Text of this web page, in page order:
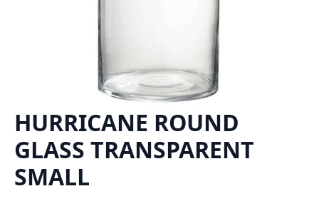
HURRICANE ROUND
GLASS TRANSPARENT
SMALL